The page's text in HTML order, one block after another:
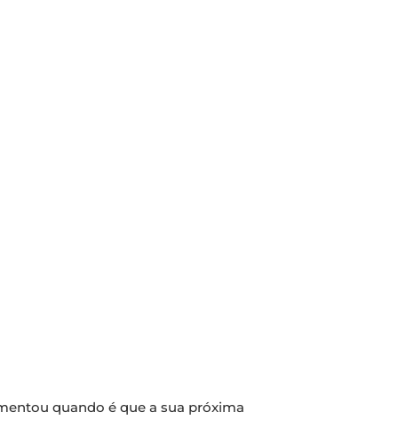
quando é que a sua próxima